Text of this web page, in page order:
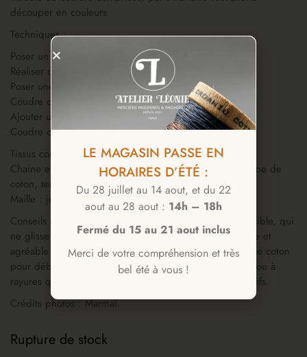
découper en couleurs
Techniques :
Poser un biais à l’encolure
Réaliser des pattes de boutonnage aux épaules
Poser une poche plaquée (opt.)
Coudre des revers aux manches
Ajouter une basque froncée (opt.)
Coudre des volants (opt.)
Tissus conseillés :
Chaine et trame : popeline, lin léger, gaze, batiste, crêpe de
coton, tencel.
Maille : jersey léger
Conseils aux débutant(e)s : préférez un tissu non-extensible, qui
ne glisse pas et qui soit assez léger pour qu’il soit facile et
agréable à coudre. Nous vous conseillons la popeline de coton
pour débuter. Évitez également les tissus à gros motifs ou à
rayures qui nécessitent de réaliser des raccords de motifs.
Crédits photos : Marmaï
Rupture de stock
LE MAGASIN PASSE EN
HORAIRES D’ÉTÉ :
Du 28 juillet au 14 aout, et du 22
aout au 28 aout : 14h – 18h
Fermé du 15 au 21 aout inclus
Merci de votre compréhension et très
bel été à vous !